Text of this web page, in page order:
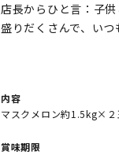
店長からひと言：子
盛りだくさんで、い
内容
マスクメロン約1.5kg×
賞味期限